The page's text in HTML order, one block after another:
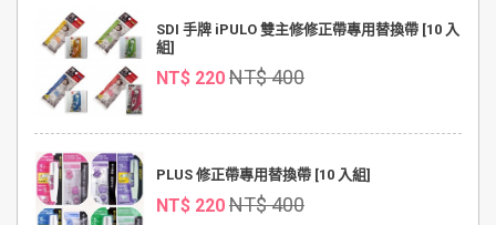
SDI 手牌 iPULO 雙主修修正帶專用替換帶 [10 入
組]
NT$ 220 NT$ 400
PLUS 修正帶專用替換帶 [10 入組]
NT$ 220 NT$ 400